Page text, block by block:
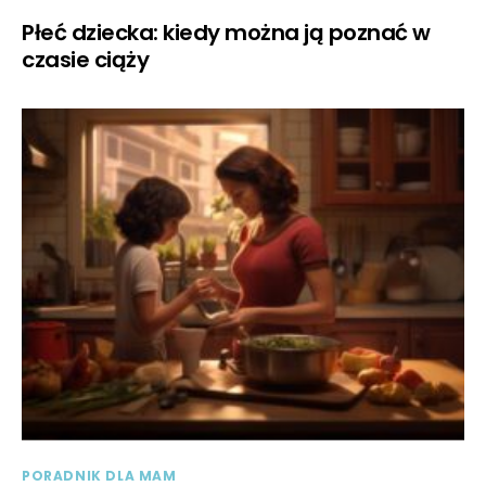
Płeć dziecka: kiedy można ją poznać w
czasie ciąży
PORADNIK DLA MAM